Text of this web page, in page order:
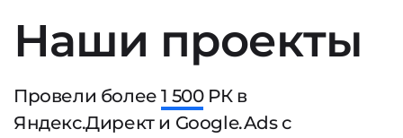
Наши проекты
Провели более1 500РК в
Яндекс.Директ и Google.Ads с